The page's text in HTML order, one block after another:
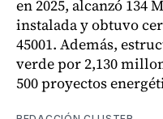
en 2025, alcanzó 134
instalada y obtuvo
45001. Además,
verde por 2,130
500 proyectos